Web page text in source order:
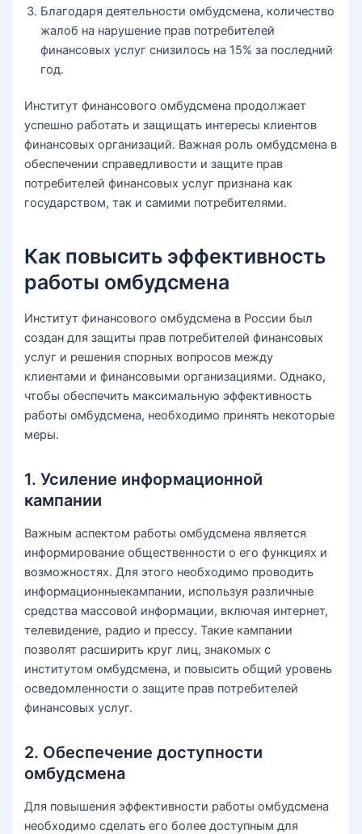
Благодаря деятельности омбудсмена, количество
жалоб на нарушение прав потребителей
финансовых услуг снизилось на 15% за последний
год.
Институт финансового омбудсмена продолжает
успешно работать и защищать интересы клиентов
финансовых организаций. Важная роль омбудсмена в
обеспечении справедливости и защите прав
потребителей финансовых услуг признана как
государством, так и самими потребителями.
Как повысить эффективность
работы омбудсмена
Институт финансового омбудсмена в России был
создан для защиты прав потребителей финансовых
услуг и решения спорных вопросов между
клиентами и финансовыми организациями. Однако,
чтобы обеспечить максимальную эффективность
работы омбудсмена, необходимо принять некоторые
меры.
1. Усиление информационной
кампании
Важным аспектом работы омбудсмена является
информирование общественности о его функциях и
возможностях. Для этого необходимо проводить
информационныекампании, используя различные
средства массовой информации, включая интернет,
телевидение, радио и прессу. Такие кампании
позволят расширить круг лиц, знакомых с
институтом омбудсмена, и повысить общий уровень
осведомленности о защите прав потребителей
финансовых услуг.
2. Обеспечение доступности
омбудсмена
Для повышения эффективности работы омбудсмена
необходимо сделать его более доступным для